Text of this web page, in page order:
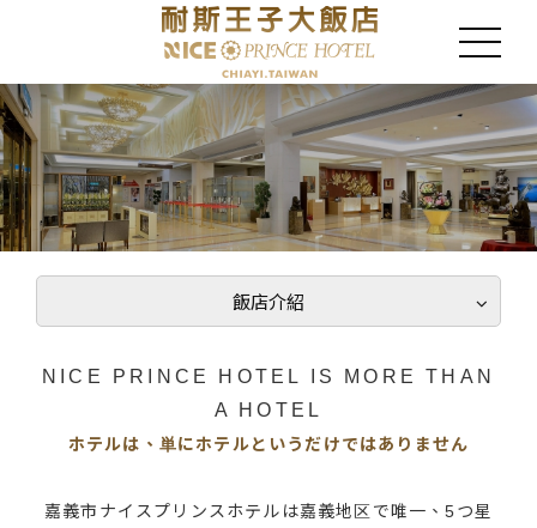
飯店介紹
NICE PRINCE HOTEL IS MORE THAN
A HOTEL
ホテルは、単にホテルというだけではありません
嘉義市ナイスプリンスホテルは嘉義地区で唯一、5つ星